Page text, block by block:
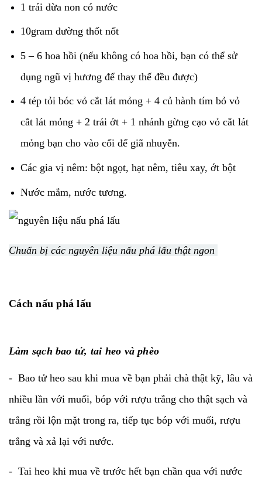
1 trái dừa non có nước
10gram đường thốt nốt
5 – 6 hoa hồi (nếu không có hoa hồi, bạn có thể sử
dụng ngũ vị hương để thay thế đều được)
4 tép tỏi bóc vỏ cắt lát mỏng + 4 củ hành tím bỏ vỏ
cắt lát mỏng + 2 trái ớt + 1 nhánh gừng cạo vỏ cắt lát
mỏng bạn cho vào cối để giã nhuyễn.
Các gia vị nêm: bột ngọt, hạt nêm, tiêu xay, ớt bột
Nước mắm, nước tương.
Chuẩn bị các nguyên liệu nấu phá lấu thật ngon
Cách nấu phá lấu
Làm sạch bao tử, tai heo và phèo
- Bao tử heo sau khi mua về bạn phải chà thật kỹ, lâu và
nhiều lần với muối, bóp với rượu trắng cho thật sạch và
trắng rồi lộn mặt trong ra, tiếp tục bóp với muối, rượu
trắng và xả lại với nước.
- Tai heo khi mua về trước hết bạn chần qua với nước